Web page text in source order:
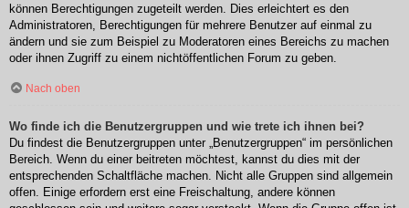
können Berechtigungen zugeteilt werden. Dies erleichtert es den
Administratoren, Berechtigungen für mehrere Benutzer auf einmal zu
ändern und sie zum Beispiel zu Moderatoren eines Bereichs zu machen
oder ihnen Zugriff zu einem nichtöffentlichen Forum zu geben.
Nach oben
Wo finde ich die Benutzergruppen und wie trete ich ihnen bei?
Du findest die Benutzergruppen unter „Benutzergruppen“ im persönlichen
Bereich. Wenn du einer beitreten möchtest, kannst du dies mit der
entsprechenden Schaltfläche machen. Nicht alle Gruppen sind allgemein
offen. Einige erfordern erst eine Freischaltung, andere können